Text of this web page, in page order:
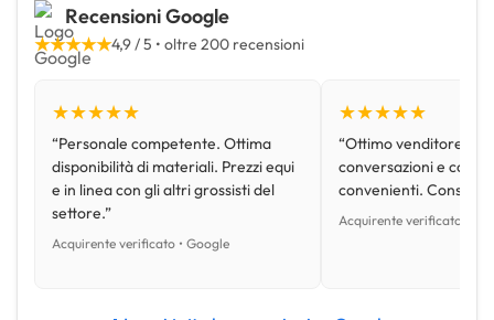
Recensioni Google
★★★★★4,9 / 5 • oltre 200 recensioni
★★★★★
“Personale competente. Ottima
disponibilità di materiali. Prezzi equi
e in linea con gli altri grossisti del
settore.”
Acquirente verificato • Google
★★★★★
“Ottimo venditore,
conversazioni e con
convenienti.
Acquirente verificato •